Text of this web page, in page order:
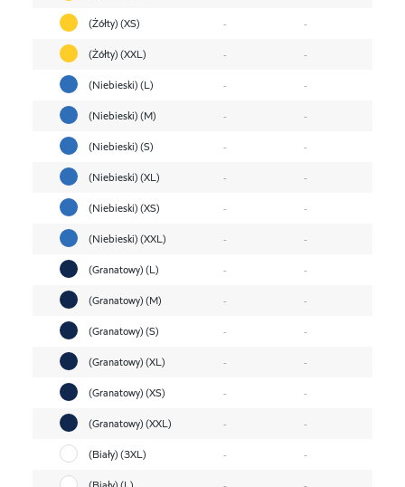
(Żółty) (XS)
-
-
(Żółty) (XXL)
-
-
(Niebieski) (L)
-
-
(Niebieski) (M)
-
-
(Niebieski) (S)
-
-
(Niebieski) (XL)
-
-
(Niebieski) (XS)
-
-
(Niebieski) (XXL)
-
-
(Granatowy) (L)
-
-
(Granatowy) (M)
-
-
(Granatowy) (S)
-
-
(Granatowy) (XL)
-
-
(Granatowy) (XS)
-
-
(Granatowy) (XXL)
-
-
(Biały) (3XL)
-
-
(Biały) (L)
-
-